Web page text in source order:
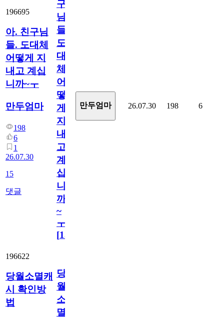
196695
아. 친구님
들. 도대체
어떻게 지
내고 계십
니까~ㅜ
만두엄마
198
6
1
26.07.30
15
댓글
구
님
들.
도
대
체
어
떻
게
지
내
고
계
십
니
까
~
ㅜ
[15
만두엄마 26.07.30 198 6
196622
당월소멸캐
시 확인방
법
당
월
소
멸